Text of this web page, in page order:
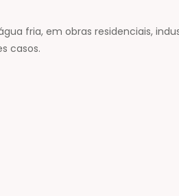
fria, em obras residenciais,
casos.